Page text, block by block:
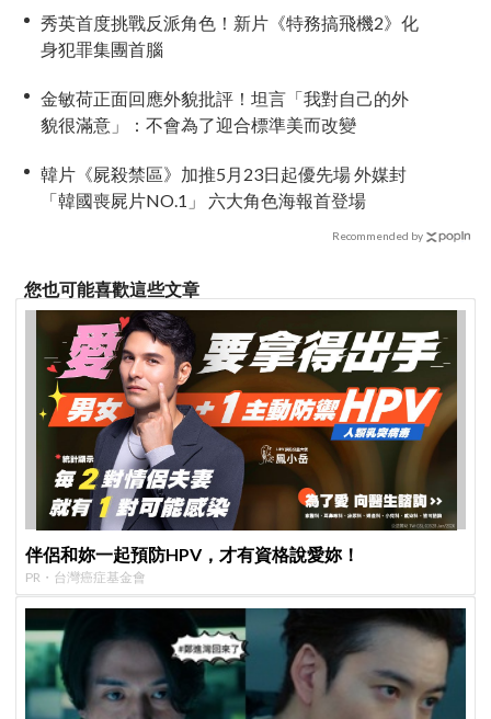
秀英首度挑戰反派角色！新片《特務搞飛機2》化
身犯罪集團首腦
金敏荷正面回應外貌批評！坦言「我對自己的外
貌很滿意」：不會為了迎合標準美而改變
韓片《屍殺禁區》加推5月23日起優先場 外媒封
「韓國喪屍片NO.1」 六大角色海報首登場
Recommended by
您也可能喜歡這些文章
伴侶和妳一起預防HPV，才有資格說愛妳！
PR・台灣癌症基金會